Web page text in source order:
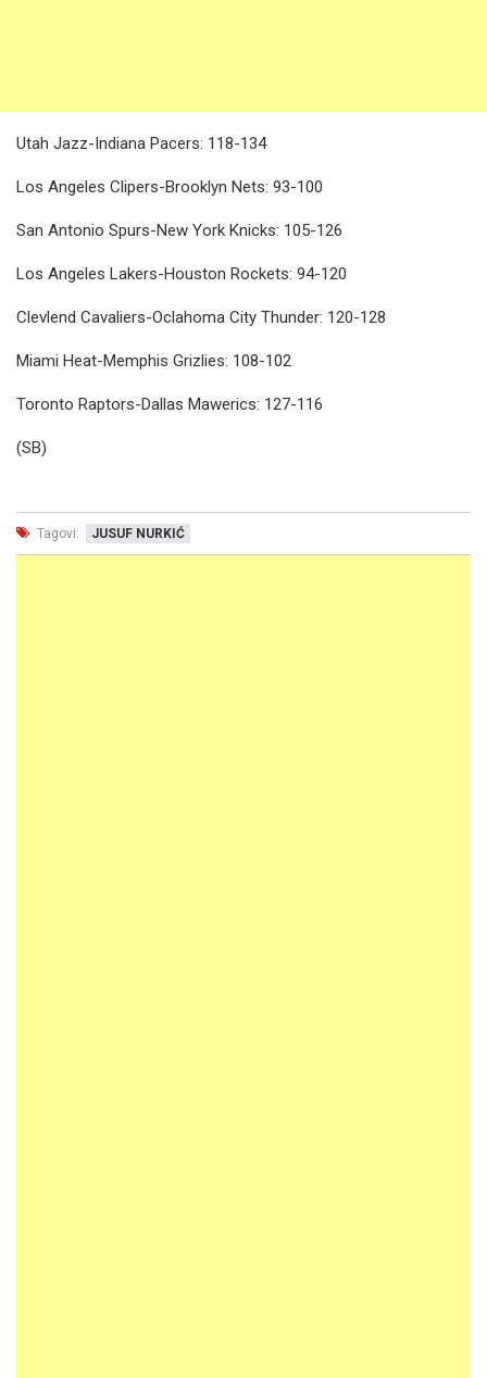
Utah Jazz-Indiana Pacers: 118-134
Los Angeles Clipers-Brooklyn Nets: 93-100
San Antonio Spurs-New York Knicks: 105-126
Los Angeles Lakers-Houston Rockets: 94-120
Clevlend Cavaliers-Oclahoma City Thunder: 120-128
Miami Heat-Memphis Grizlies: 108-102
Toronto Raptors-Dallas Mawerics: 127-116
(SB)
Tagovi: JUSUF NURKIĆ